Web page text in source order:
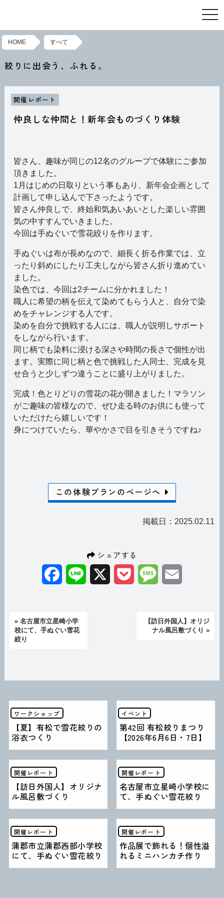
HOME すべて
絞りに出会う、ふれる。
開催レポート
仲良しな仲間と！新年会ものづくり体験
皆さん、趣味が同じの12名のグループで体験にご参加
頂きました。
1月はじめの日取りという事もあり、新年会企画として
計画して申し込んで下さったようです。
皆さん仲良しで、終始和気あいあいとした楽しい雰囲
気の中すすんでいきました。
今回は手ぬぐいで雪花絞りを作ります。
手ぬぐいは布が長めなので、細長く折る作業では、立
ったり斜めにしたり工夫しながら皆さん折り進めてい
ました。
染色では、今回は2チームに分かれました！
職人に希望の柄を伝えて染めてもらう人と、自分で染
めをチャレンジする人です。
染めを自分で挑戦する人には、職人が説明しサポート
をしながら行います。
同じ柄でも染料に浸ける深さや時間の長さで個性が出
ます。実際に同じ柄と色で挑戦した人同士、完成を見
せ合うと少しずつ違うことに盛り上がりました。
完成！色とりどりの雪花の花が開きました！マラソン
がご趣味の皆様なので、ぜひ走る時のお供にも使って
いただけたら嬉しいです！
身につけていたら、華やかさで目を引きそうですね♪
この体験プランのページへ
掲載日：2025.02.11
シェアする
Facebook
Line Pocket Message
« 名古屋市立星崎小学
校にて、手ぬぐい雪花
絞り
【訪日外国人】オリジ
ナル風呂敷づくり »
ワークショップ
【夏】有松で雪花絞りの
浴衣つくり
イベント
第42回 有松絞りまつり
【2026年6月6日・7日】
開催レポート
【訪日外国人】オリジナ
ル風呂敷づくり
開催レポート
名古屋市立星崎小学校に
て、手ぬぐい雪花絞り
開催レポート
蒲郡市立蒲郡西部小学校
にて、手ぬぐい雪花絞り
開催レポート
作品展で飾れる！個性溢
れるミニハンカチ作り